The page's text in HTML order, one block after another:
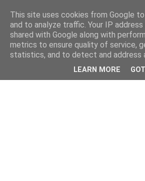
This site uses cookies from Google
and to analyze traffic. Your IP
shared with Google along with
metrics to ensure quality of service,
statistics, and to detect and address
LEARN MORE